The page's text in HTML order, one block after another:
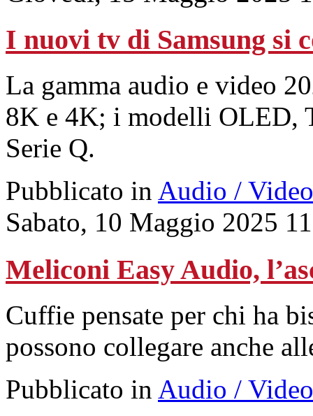
I nuovi tv di Samsung si
La gamma audio e video
8K e 4K; i modelli OLED,
Serie Q.
Pubblicato in Audio / Video
Sabato, 10 Maggio 2025
Meliconi Easy Audio,
Cuffie pensate per chi ha
possono collegare anche
Pubblicato in Audio / Video